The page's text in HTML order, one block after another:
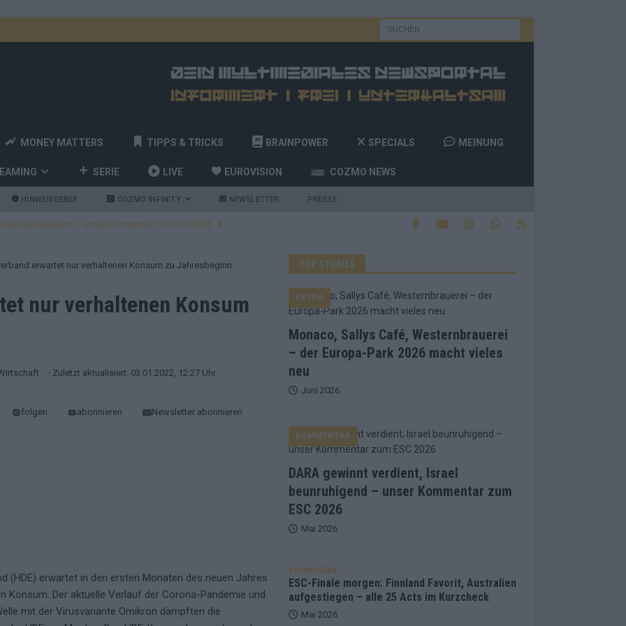
MONEY MATTERS TIPPS & TRICKS BRAINPOWER SPECIALS MEINUNG
SERIE LIVE EUROVISION COZMO NEWS
HINWEISGEBER COZMO INFINITY NEWSLETTER PRESSE
Bulgarien jubelt, Israel sorgt für Diskussionen, Deutschland geht
EUROVISION
– Startreihenfolge steht, Deutschland singt als Zweites!
Favorit, Australien aufgestiegen – alle 25 Acts im Kurzcheck
– der Europa-Park 2026 macht vieles neu
beunruhigend – unser Kommentar zum ESC 2026
erwartet nur verhaltenen Konsum zu Jahresbeginn
nur verhaltenen Konsum
· Zuletzt aktualisiert: 03.01.2022, 12:27 Uhr
·
folgen abonnieren Newsletter abonnieren
(HDE) erwartet in den ersten Monaten des neuen Jahres
Konsum. Der aktuelle Verlauf der Corona-Pandemie und
mit der Virusvariante Omikron dämpften die
TOP STORIES
Monaco, Sallys Café, Westernbrauerei
– der Europa-Park 2026 macht vieles
neu
EXTRA
Juni 2026
DARA gewinnt verdient, Israel
beunruhigend – unser Kommentar zum
ESC 2026
KOMMENTAR
Mai 2026
KOMMENTAR
ESC-Finale morgen: Finnland Favorit, Australien
aufgestiegen – alle 25 Acts im Kurzcheck
Mai 2026